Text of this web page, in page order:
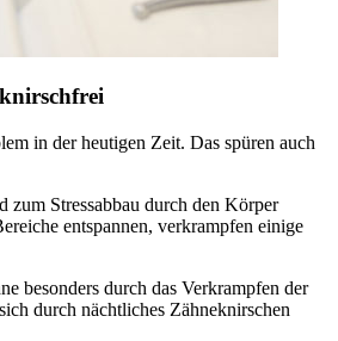
in der heutigen Zeit. Das spüren auch
zum Stressabbau durch den Körper
entspannen, verkrampfen einige
besonders durch das Verkrampfen der
durch nächtliches Zähneknirschen